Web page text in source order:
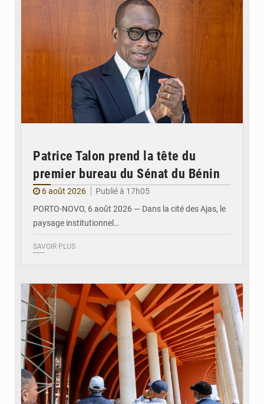
Patrice Talon prend la tête du
premier bureau du Sénat du Bénin
6 août 2026
Publié à 17h05
PORTO-NOVO, 6 août 2026 — Dans la cité des Ajas, le
paysage institutionnel…
SAVOIR PLUS